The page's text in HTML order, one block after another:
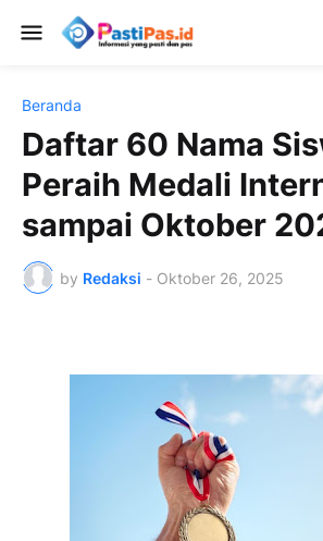
Beranda
Daftar 60 Nama
Peraih Medali
sampai Oktober
by Redaksi - Oktober 26, 2025